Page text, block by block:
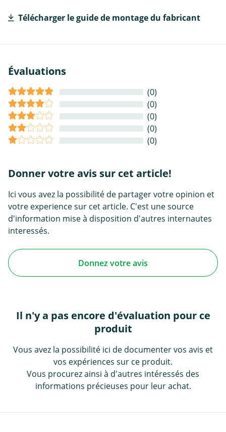
Télécharger le guide de montage du fabricant
Évaluations
(0)
(0)
(0)
(0)
(0)
Donner votre avis sur cet article!
Ici vous avez la possibilité de partager votre opinion et
votre experience sur cet article. C'est une source
d'information mise à disposition d'autres internautes
interessés.
Donnez votre avis
Il n'y a pas encore d'évaluation pour ce
produit
Vous avez la possibilité ici de documenter vos avis et
vos expériences sur ce produit.
Vous procurez ainsi à d'autres intéressés des
informations précieuses pour leur achat.